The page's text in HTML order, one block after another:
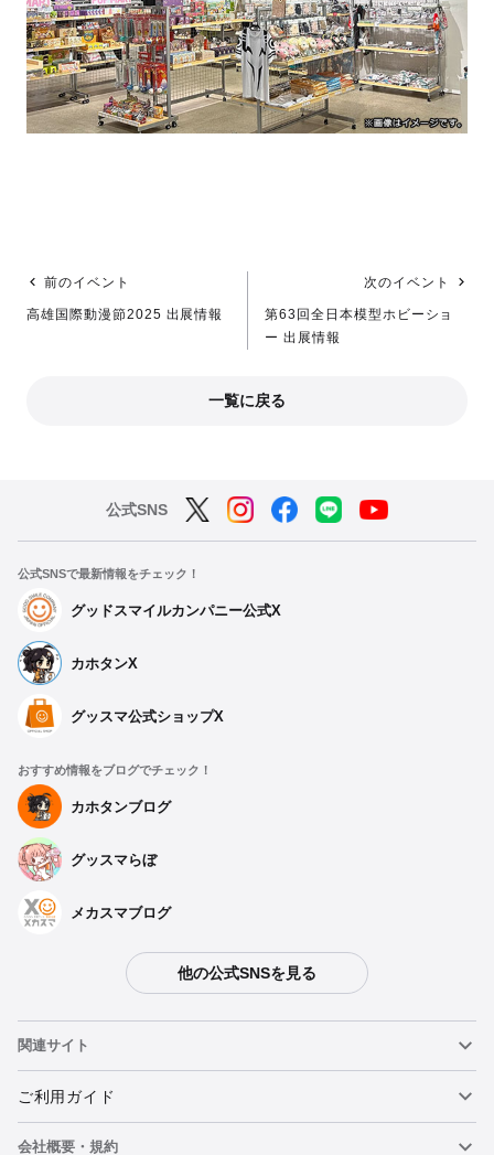
前のイベント
高雄国際動漫節2025 出展情報
次のイベント
第63回全日本模型ホビーショ
ー 出展情報
一覧に戻る
公式SNS
公式SNSで最新情報をチェック！
グッドスマイルカンパニー公式X
カホタンX
グッスマ公式ショップX
おすすめ情報をブログでチェック！
カホタンブログ
グッスマらぼ
メカスマブログ
他の公式SNSを見る
関連サイト
ねんどろいど
ねんどろいどフェイスメーカー
ご利用ガイド
重要なお知らせ
会社概要・規約